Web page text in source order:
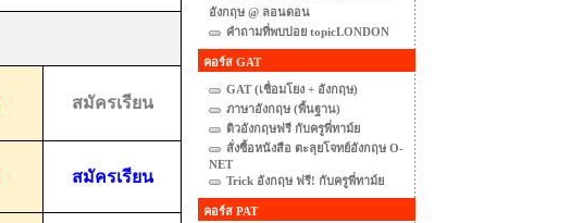
สมัครเรียน
สมัครเรียน
อังกฤษ @ ลอนดอน
คำถามที่พบบ่อย topicLONDON
คอร์ส GAT
GAT (เชื่อมโยง + อังกฤษ)
ภาษาอังกฤษ (พื้นฐาน)
ติวอังกฤษฟรี กับครูพี่ทาม์ย
สั่งซื้อหนังสือ ตะลุยโจทย์อังกฤษ O-
NET
Trick อังกฤษ ฟรี! กับครูพี่ทาม์ย
คอร์ส PAT